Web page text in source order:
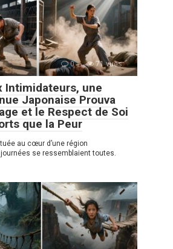
0 71 vues
Intimidateurs, une
Japonaise Prouva
et le Respect de Soi
que la Peur
au cœur d’une région
se ressemblaient toutes.